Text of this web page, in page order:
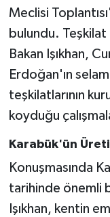
Meclisi
bulundu. Teşkilat
Bakan Işıkhan,
Erdoğan'ın
teşkilatlarının
koyduğu
Karabük'ün
Konuşmasında
tarihinde önemli
Işıkhan, kentin